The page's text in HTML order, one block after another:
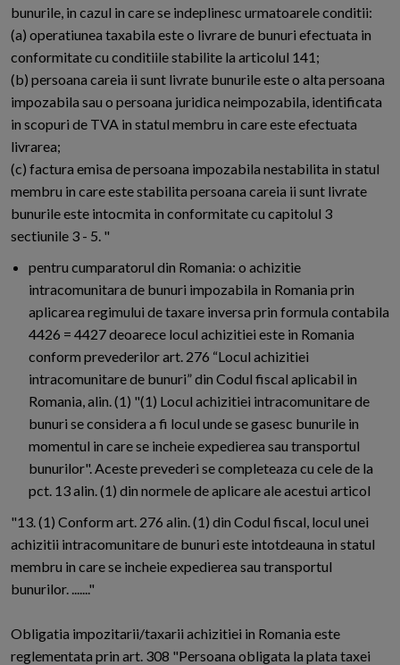
bunurile, in cazul in care se indeplinesc urmatoarele conditii:
(a) operatiunea taxabila este o livrare de bunuri efectuata in
conformitate cu conditiile stabilite la articolul 141;
(b) persoana careia ii sunt livrate bunurile este o alta persoana
impozabila sau o persoana juridica neimpozabila, identificata
in scopuri de TVA in statul membru in care este efectuata
livrarea;
(c) factura emisa de persoana impozabila nestabilita in statul
membru in care este stabilita persoana careia ii sunt livrate
bunurile este intocmita in conformitate cu capitolul 3
sectiunile 3 - 5. "
pentru cumparatorul din Romania: o achizitie
intracomunitara de bunuri impozabila in Romania prin
aplicarea regimului de taxare inversa prin formula contabila
4426 = 4427 deoarece locul achizitiei este in Romania
conform prevederilor art. 276 “Locul achizitiei
intracomunitare de bunuri” din Codul fiscal aplicabil in
Romania, alin. (1) "(1) Locul achizitiei intracomunitare de
bunuri se considera a fi locul unde se gasesc bunurile in
momentul in care se incheie expedierea sau transportul
bunurilor". Aceste prevederi se completeaza cu cele de la
pct. 13 alin. (1) din normele de aplicare ale acestui articol
"13. (1) Conform art. 276 alin. (1) din Codul fiscal, locul unei
achizitii intracomunitare de bunuri este intotdeauna in statul
membru in care se incheie expedierea sau transportul
bunurilor. ......."
Obligatia impozitarii/taxarii achizitiei in Romania este
reglementata prin art. 308 "Persoana obligata la plata taxei